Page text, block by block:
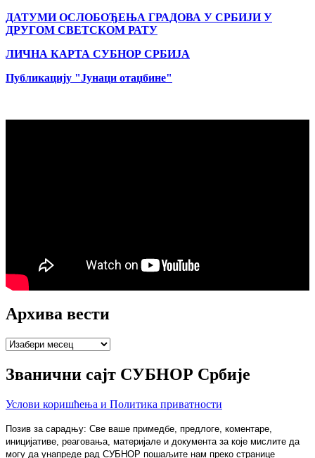
ДАТУМИ ОСЛОБОЂЕЊА ГРАДОВА У СРБИЈИ У
ДРУГОМ СВЕТСКОМ РАТУ
ЛИЧНА КАРТА СУБНОР СРБИЈА
Публикацију "Јунаци отаџбине"
Архива вести
Архива
Званични сајт СУБНОР Србије
Услови коришћења и Политика приватности
Позив за сарадњу: Све ваше примедбе, предлоге, коментаре,
иницијативе, реаговања, материјале и документа за које мислите да
могу да унапреде рад СУБНОР пошаљите нам преко странице